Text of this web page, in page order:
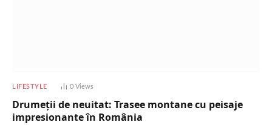
LIFESTYLE 0 Views
Drumeții de neuitat: Trasee montane cu peisaje
impresionante în România